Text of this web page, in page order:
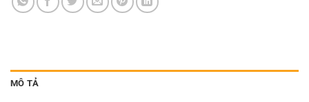
MÔ TẢ